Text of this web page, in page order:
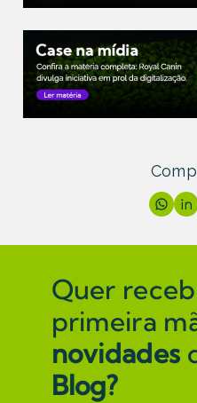
Quer
primeira
novidades
Blog?